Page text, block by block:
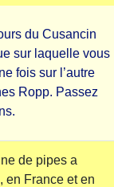
du Cusancin
sur laquelle vous
fois sur l’autre
Ropp. Passez
de pipes a
en France et en